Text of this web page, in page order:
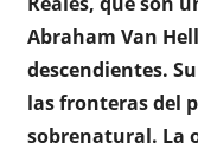
Abraham Van
descendientes.
las fronteras del
sobrenatural. La